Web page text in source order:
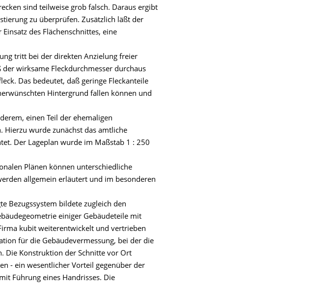
sind teilweise grob falsch. Daraus ergibt
zu überprüfen. Zusätzlich läßt der
des Flächenschnittes, eine
tritt bei der direkten Anzielung freier
wirksame Fleckdurchmesser durchaus
Das bedeutet, daß geringe Fleckanteile
Hintergrund fallen können und
einen Teil der ehemaligen
Hierzu wurde zunächst das amtliche
Der Lageplan wurde im Maßstab 1 : 250
Plänen können unterschiedliche
allgemein erläutert und im besonderen
Bezugssystem bildete zugleich den
einiger Gebäudeteile mit
kubit weiterentwickelt und vertrieben
für die Gebäudevermessung, bei der die
Die Konstruktion der Schnitte vor Ort
- ein wesentlicher Vorteil gegenüber der
Führung eines Handrisses. Die